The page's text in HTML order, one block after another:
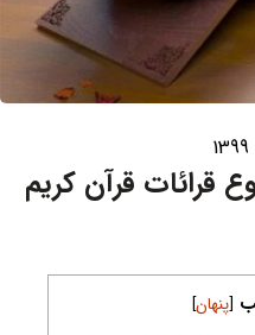
قرائات قرآن کریم
[پنهان]